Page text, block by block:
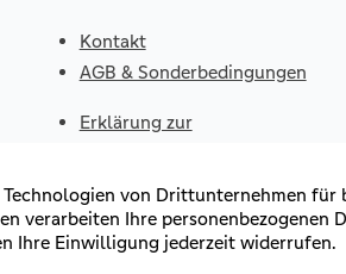
Kontakt
AGB & Sonderbedingungen
Erklärung zur
Impressum
Datenschutz